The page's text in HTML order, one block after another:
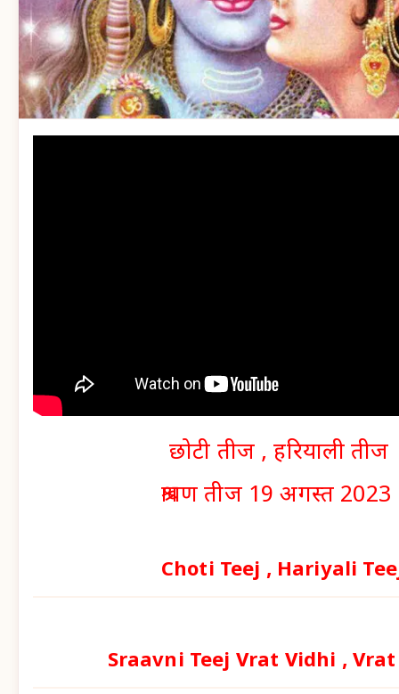
छोटी तीज , हरियाली तीज
श्रावण तीज 19 अगस्त
Choti Teej , Hariyali
Sraavni Teej Vrat Vidhi ,